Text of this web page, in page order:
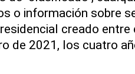
o información sobre
creado entre
de 2021, los cuatro